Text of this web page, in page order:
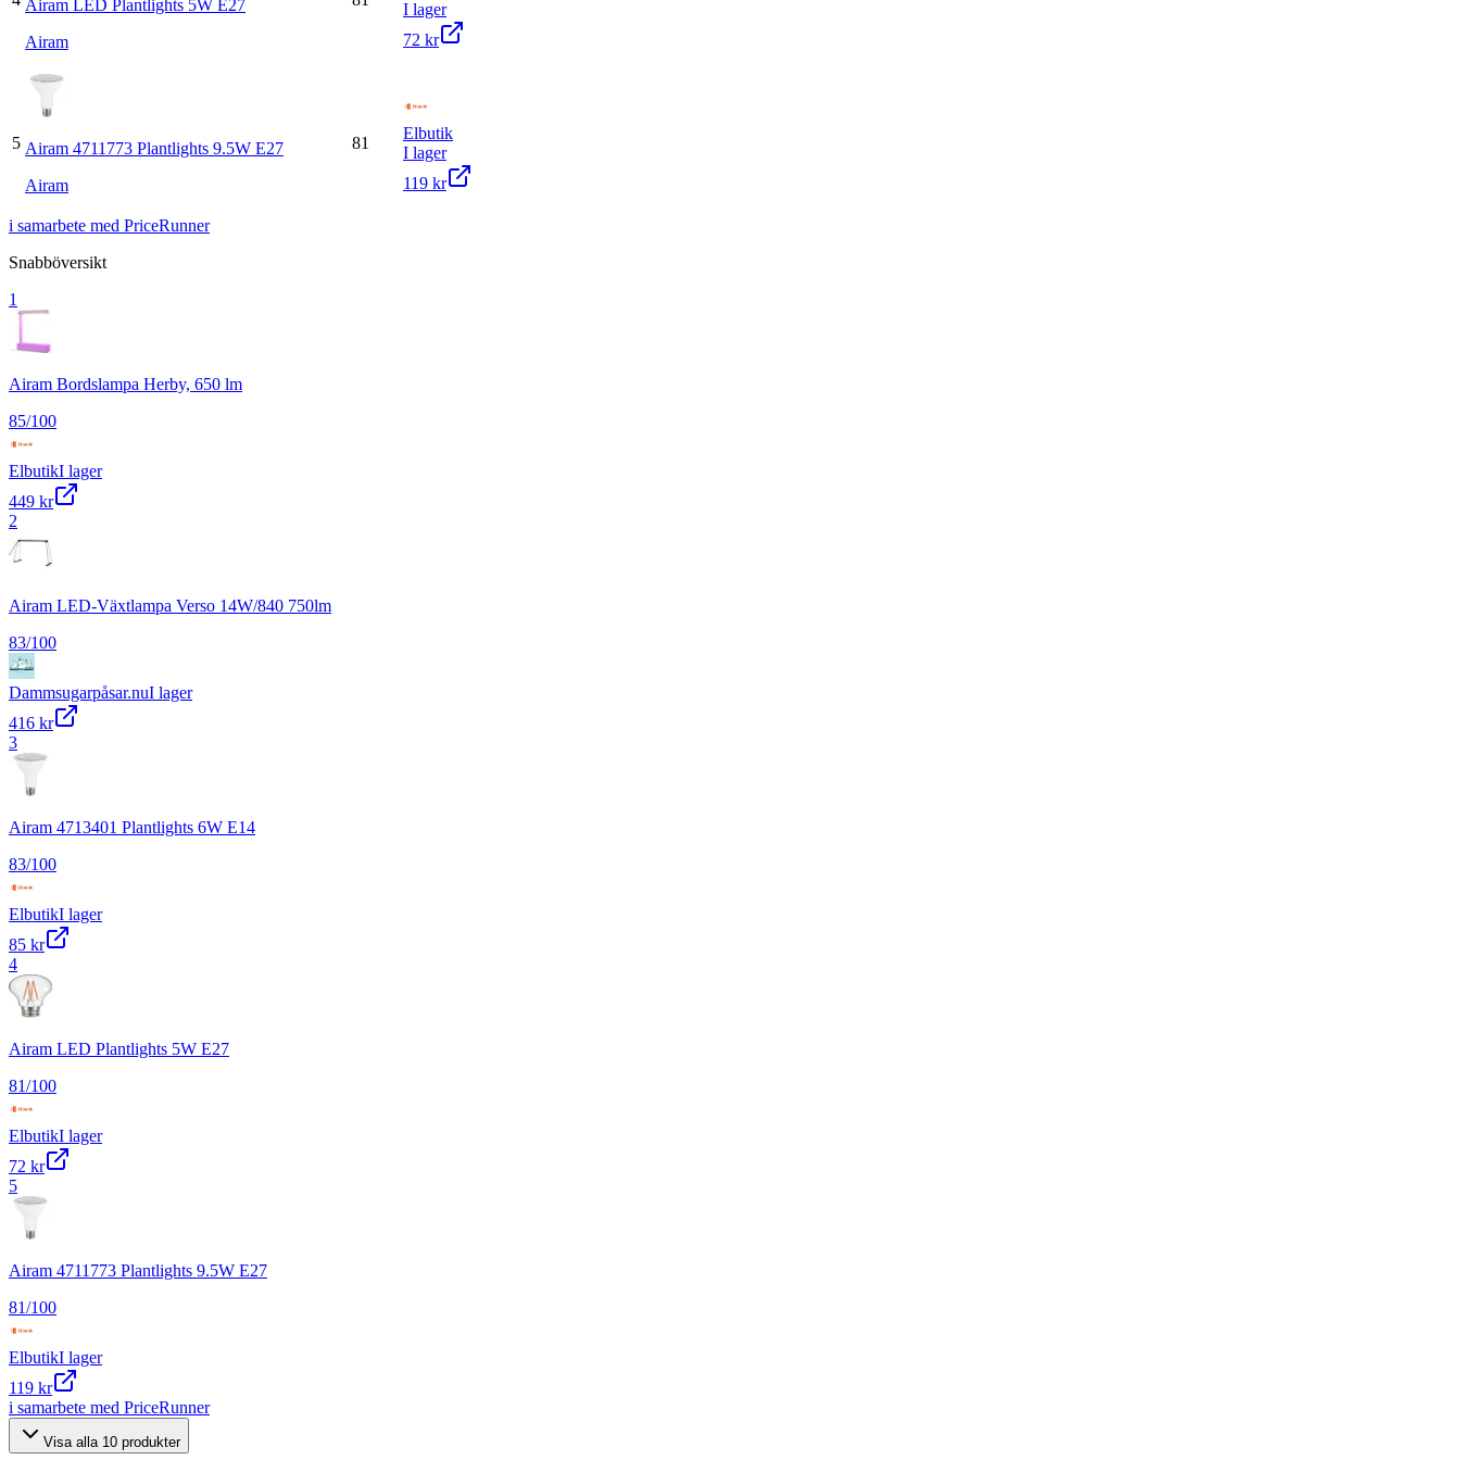
Airam LED Plantlights 5W E27
Airam
I lager
72 kr
5 Airam 4711773 Plantlights 9.5W E27
Airam
81
Elbutik
I lager
119 kr
i samarbete med PriceRunner
Snabböversikt
1
Airam Bordslampa Herby, 650 lm
85/100
ElbutikI lager
449 kr
2
Airam LED-Växtlampa Verso 14W/840 750lm
83/100
Dammsugarpåsar.nuI lager
416 kr
3
Airam 4713401 Plantlights 6W E14
83/100
ElbutikI lager
85 kr
4
Airam LED Plantlights 5W E27
81/100
ElbutikI lager
72 kr
5
Airam 4711773 Plantlights 9.5W E27
81/100
ElbutikI lager
119 kr
i samarbete med PriceRunner
Visa alla 10 produkter